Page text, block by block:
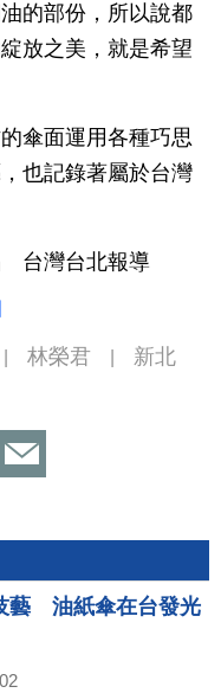
的部份，所以說都
放之美，就是希望
傘面運用各種巧思
也記錄著屬於台灣
台灣台北報導
林榮君
新北
藝 油紙傘在台發光